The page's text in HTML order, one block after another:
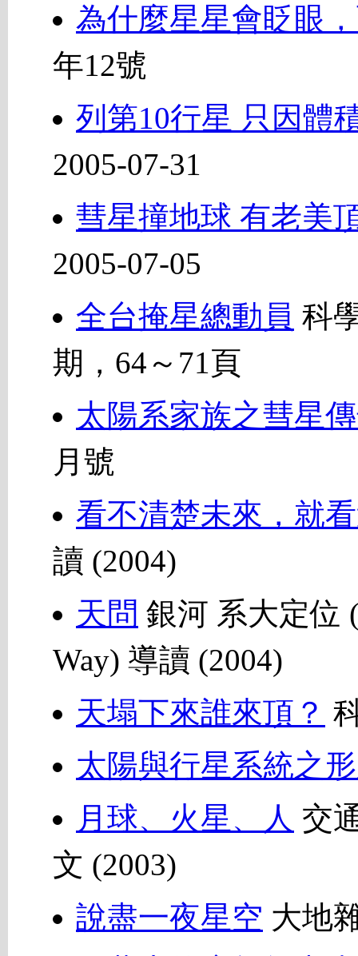
為什麼星星會眨眼
年12號
列第10行星 只因體
2005-07-31
彗星撞地球 有老美
2005-07-05
全台掩星總動員 科
期，64～71頁
太陽系家族之彗星
月號
看不清楚未來，就
讀 (2004)
天問 銀河 系大定位
Way) 導讀 (2004)
天塌下來誰來頂？
太陽與行星系統之
月球、火星、人 交
文 (2003)
說盡一夜星空 大地